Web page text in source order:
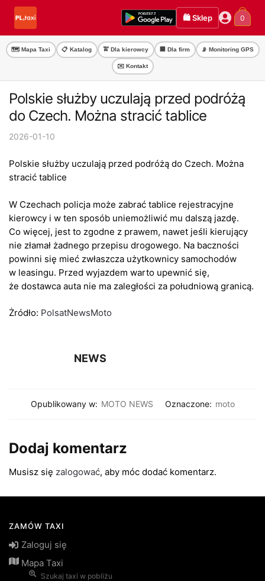
Przejdź
nawigacji
Przejdź
treści
🛍️ Sklep 0
🗺️ Mapa Taxi 📋 Katalog 🚖 Dla kierowcy 🏢 Dla firm 📡 Monitoring GPS
✉️ Kontakt
Polskie służby uczulają przed podróżą
do Czech. Można stracić tablice
2026-01-10
Polskie służby uczulają przed podróżą do Czech. Można
stracić tablice
W Czechach policja może zabrać tablice rejestracyjne
kierowcy i w ten sposób uniemożliwić mu dalszą jazdę.
Co więcej, jest to zgodne z prawem, nawet jeśli kierujący
nie złamał żadnego przepisu drogowego. Na baczności
powinni się mieć zwłaszcza użytkownicy samochodów
w leasingu. Przed wyjazdem warto upewnić się,
że dostawca auta nie ma zaległości za południową granicą.
Żródło: PolsatNewsMoto
NEWS
Opublikowany w: MOTO NEWS Oznaczone: moto
Dodaj komentarz
Musisz się zalogować, aby móc dodać komentarz.
ZAMÓW TAXI
Zaloguj się
Mapa Taxi
Szukaj taxi w pobliżu